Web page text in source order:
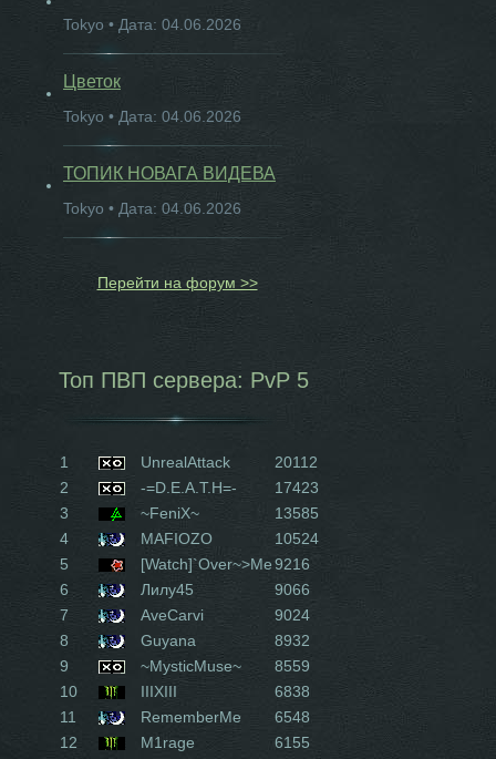
Tokyo • Дата: 04.06.2026
Цветок
Tokyo • Дата: 04.06.2026
ТОПИК НОВАГА ВИДЕВА
Tokyo • Дата: 04.06.2026
Перейти на форум >>
Топ ПВП сервера: PvP 5
1 UnrealAttack
20112
2
-=D.E.A.T.H=-
17423
3
~FeniX~
13585
4
MAFIOZO
10524
5
[Watch]`Over~>Me9216
6
Лилу45
9066
7
AveCarvi
9024
8
Guyana
8932
9
~MysticMuse~
8559
10
IIIXIII
6838
11
RememberMe
6548
12
M1rage 6155